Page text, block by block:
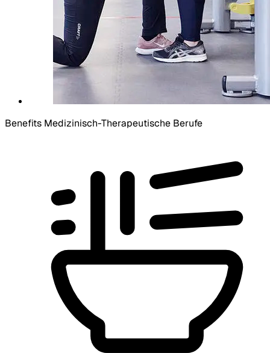
Benefits Medizinisch-Therapeutische Berufe